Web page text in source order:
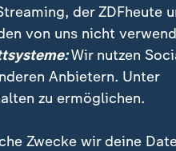
Kretschmann
was die bei
der ZDFheute
von uns nicht
Wir nutzen
Anbietern. Unter
zu ermöglichen.
Zwecke wir deine